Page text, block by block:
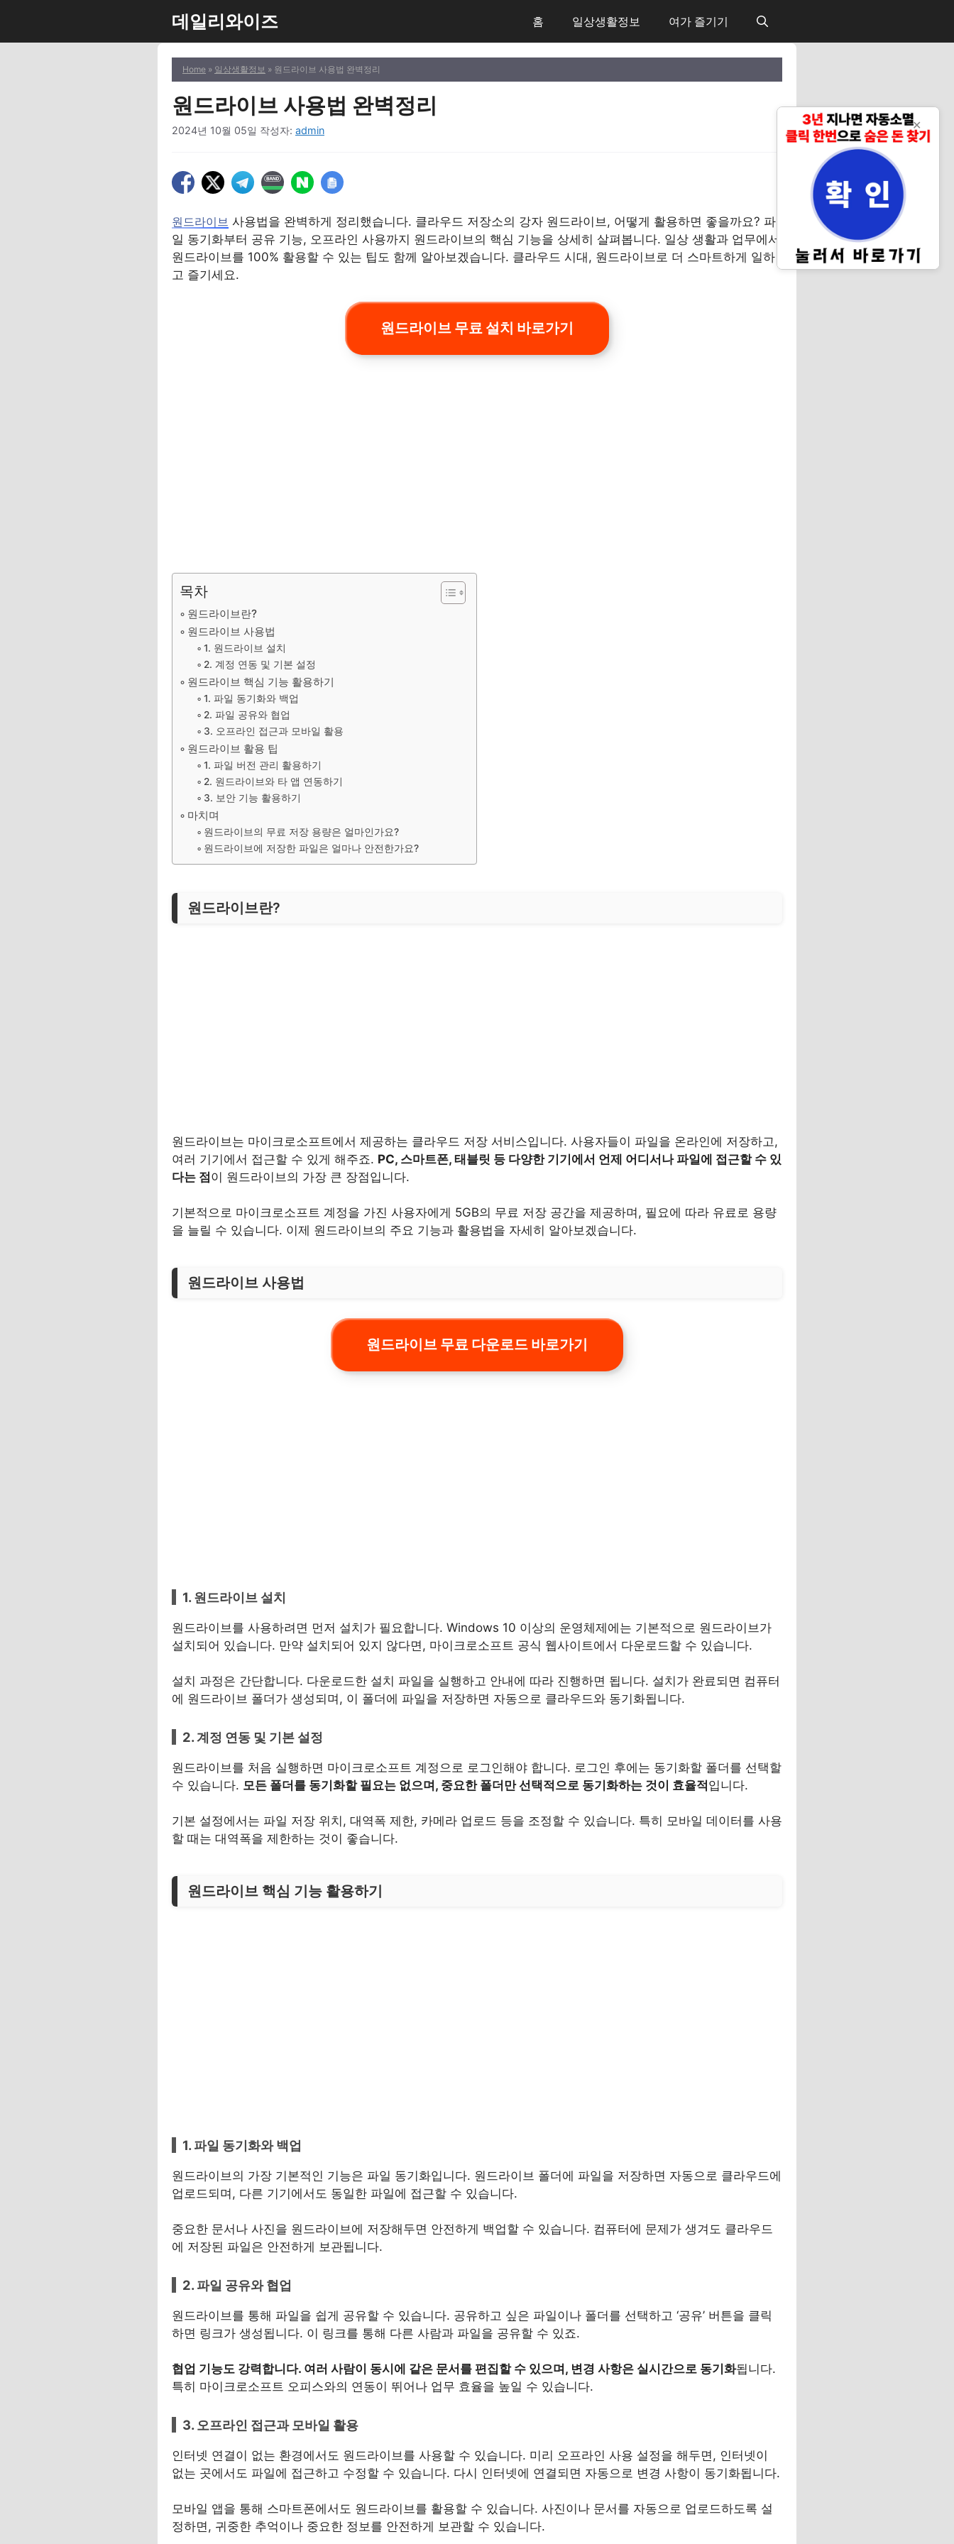
츠
데일리와이즈 홈 일상생활정보 여가 즐기기
Home » 일상생활정보 » 원드라이브 사용법 완벽정리
원드라이브 사용법 완벽정리
2024년 10월 05일 작성자: admin
원드라이브 사용법을 완벽하게 정리했습니다. 클라우드 저장소의 강자 원드라이브, 어떻게 활용하면 좋을까요? 파
일 동기화부터 공유 기능, 오프라인 사용까지 원드라이브의 핵심 기능을 상세히 살펴봅니다. 일상 생활과 업무에서
원드라이브를 100% 활용할 수 있는 팁도 함께 알아보겠습니다. 클라우드 시대, 원드라이브로 더 스마트하게 일하
고 즐기세요.
원드라이브 무료 설치 바로가기
목차
원드라이브란?
원드라이브 사용법
1. 원드라이브 설치
2. 계정 연동 및 기본 설정
원드라이브 핵심 기능 활용하기
1. 파일 동기화와 백업
2. 파일 공유와 협업
3. 오프라인 접근과 모바일 활용
원드라이브 활용 팁
1. 파일 버전 관리 활용하기
2. 원드라이브와 타 앱 연동하기
3. 보안 기능 활용하기
마치며
원드라이브의 무료 저장 용량은 얼마인가요?
원드라이브에 저장한 파일은 얼마나 안전한가요?
원드라이브란?
원드라이브는 마이크로소프트에서 제공하는 클라우드 저장 서비스입니다. 사용자들이 파일을 온라인에 저장하고,
여러 기기에서 접근할 수 있게 해주죠. PC, 스마트폰, 태블릿 등 다양한 기기에서 언제 어디서나 파일에 접근할 수 있
다는 점이 원드라이브의 가장 큰 장점입니다.
기본적으로 마이크로소프트 계정을 가진 사용자에게 5GB의 무료 저장 공간을 제공하며, 필요에 따라 유료로 용량
을 늘릴 수 있습니다. 이제 원드라이브의 주요 기능과 활용법을 자세히 알아보겠습니다.
원드라이브 사용법
원드라이브 무료 다운로드 바로가기
1. 원드라이브 설치
원드라이브를 사용하려면 먼저 설치가 필요합니다. Windows 10 이상의 운영체제에는 기본적으로 원드라이브가
설치되어 있습니다. 만약 설치되어 있지 않다면, 마이크로소프트 공식 웹사이트에서 다운로드할 수 있습니다.
설치 과정은 간단합니다. 다운로드한 설치 파일을 실행하고 안내에 따라 진행하면 됩니다. 설치가 완료되면 컴퓨터
에 원드라이브 폴더가 생성되며, 이 폴더에 파일을 저장하면 자동으로 클라우드와 동기화됩니다.
2. 계정 연동 및 기본 설정
원드라이브를 처음 실행하면 마이크로소프트 계정으로 로그인해야 합니다. 로그인 후에는 동기화할 폴더를 선택할
수 있습니다. 모든 폴더를 동기화할 필요는 없으며, 중요한 폴더만 선택적으로 동기화하는 것이 효율적입니다.
기본 설정에서는 파일 저장 위치, 대역폭 제한, 카메라 업로드 등을 조정할 수 있습니다. 특히 모바일 데이터를 사용
할 때는 대역폭을 제한하는 것이 좋습니다.
원드라이브 핵심 기능 활용하기
1. 파일 동기화와 백업
원드라이브의 가장 기본적인 기능은 파일 동기화입니다. 원드라이브 폴더에 파일을 저장하면 자동으로 클라우드에
업로드되며, 다른 기기에서도 동일한 파일에 접근할 수 있습니다.
중요한 문서나 사진을 원드라이브에 저장해두면 안전하게 백업할 수 있습니다. 컴퓨터에 문제가 생겨도 클라우드
에 저장된 파일은 안전하게 보관됩니다.
2. 파일 공유와 협업
원드라이브를 통해 파일을 쉽게 공유할 수 있습니다. 공유하고 싶은 파일이나 폴더를 선택하고 ‘공유’ 버튼을 클릭
하면 링크가 생성됩니다. 이 링크를 통해 다른 사람과 파일을 공유할 수 있죠.
협업 기능도 강력합니다. 여러 사람이 동시에 같은 문서를 편집할 수 있으며, 변경 사항은 실시간으로 동기화됩니다.
특히 마이크로소프트 오피스와의 연동이 뛰어나 업무 효율을 높일 수 있습니다.
3. 오프라인 접근과 모바일 활용
인터넷 연결이 없는 환경에서도 원드라이브를 사용할 수 있습니다. 미리 오프라인 사용 설정을 해두면, 인터넷이
없는 곳에서도 파일에 접근하고 수정할 수 있습니다. 다시 인터넷에 연결되면 자동으로 변경 사항이 동기화됩니다.
모바일 앱을 통해 스마트폰에서도 원드라이브를 활용할 수 있습니다. 사진이나 문서를 자동으로 업로드하도록 설
정하면, 귀중한 추억이나 중요한 정보를 안전하게 보관할 수 있습니다.
✕